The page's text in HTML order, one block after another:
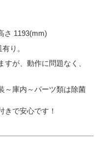
さ 1193(mm)
り。
すが、動作に問題なく、
～庫内～パーツ類は除菌
で安心です！